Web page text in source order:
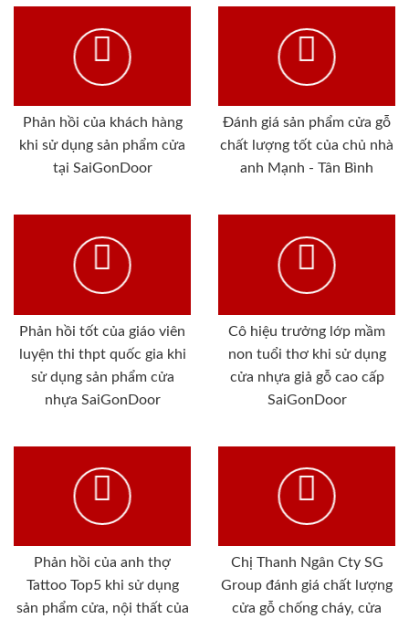
Phản hồi của khách hàng
khi sử dụng sản phẩm cửa
tại SaiGonDoor
Đánh giá sản phẩm cửa gỗ
chất lượng tốt của chủ nhà
anh Mạnh - Tân Bình
Phản hồi tốt của giáo viên
luyện thi thpt quốc gia khi
sử dụng sản phẩm cửa
nhựa SaiGonDoor
Cô hiệu trưởng lớp mầm
non tuổi thơ khi sử dụng
cửa nhựa giả gỗ cao cấp
SaiGonDoor
Phản hồi của anh thợ
Tattoo Top5 khi sử dụng
sản phẩm cửa, nội thất của
Chị Thanh Ngân Cty SG
Group đánh giá chất lượng
cửa gỗ chống cháy, cửa